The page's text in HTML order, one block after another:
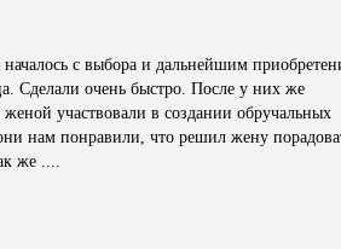
с выбора и дальнейшим
Сделали очень быстро. После у них же
участвовали в создании обручальных
нам понравили, что решил жену
же ....